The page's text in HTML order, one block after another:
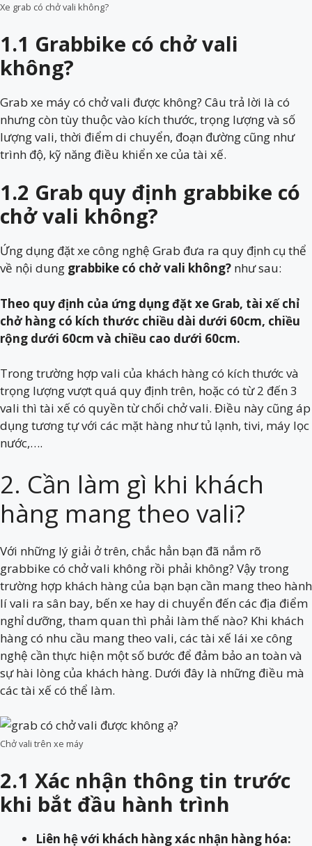
Xe grab có chở vali không?
1.1 Grabbike có chở vali
không?
Grab xe máy có chở vali được không? Câu trả lời là có
nhưng còn tùy thuộc vào kích thước, trọng lượng và số
lượng vali, thời điểm di chuyển, đoạn đường cũng như
trình độ, kỹ năng điều khiển xe của tài xế.
1.2 Grab quy định grabbike có
chở vali không?
Ứng dụng đặt xe công nghệ Grab đưa ra quy định cụ thể
về nội dung grabbike có chở vali không? như sau:
Theo quy định của ứng dụng đặt xe Grab, tài xế chỉ
chở hàng có kích thước chiều dài dưới 60cm, chiều
rộng dưới 60cm và chiều cao dưới 60cm.
Trong trường hợp vali của khách hàng có kích thước và
trọng lượng vượt quá quy định trên, hoặc có từ 2 đến 3
vali thì tài xế có quyền từ chối chở vali. Điều này cũng áp
dụng tương tự với các mặt hàng như tủ lạnh, tivi, máy lọc
nước,….
2. Cần làm gì khi khách
hàng mang theo vali?
Với những lý giải ở trên, chắc hẳn bạn đã nắm rõ
grabbike có chở vali không rồi phải không? Vậy trong
trường hợp khách hàng của bạn bạn cần mang theo hành
lí vali ra sân bay, bến xe hay di chuyển đến các địa điểm
nghỉ dưỡng, tham quan thì phải làm thế nào? Khi khách
hàng có nhu cầu mang theo vali, các tài xế lái xe công
nghệ cần thực hiện một số bước để đảm bảo an toàn và
sự hài lòng của khách hàng. Dưới đây là những điều mà
các tài xế có thể làm.
Chở vali trên xe máy
2.1 Xác nhận thông tin trước
khi bắt đầu hành trình
Liên hệ với khách hàng xác nhận hàng hóa: